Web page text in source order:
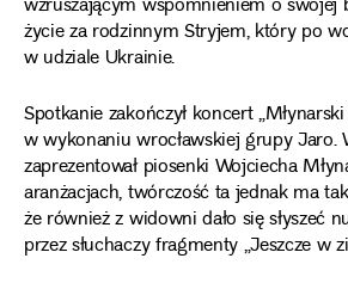
wzruszającym wspomnieniem o swojej
życie za rodzinnym Stryjem, który po
w udziale Ukrainie.
Spotkanie zakończył koncert
w wykonaniu wrocławskiej grupy Jaro.
zaprezentował piosenki Wojciecha
aranżacjach, twórczość ta jednak ma
że również z widowni dało się słyszeć
przez słuchaczy fragmenty „Jeszcze w